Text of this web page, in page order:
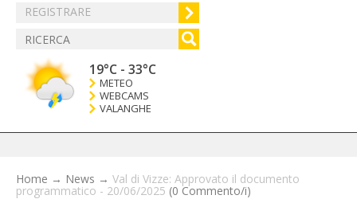
REGISTRARE
19°C - 33°C
METEO
WEBCAMS
VALANGHE
Home → News → Val di Vizze: Approvato il documento
programmatico - 20/06/2025 (0 Commento/i)